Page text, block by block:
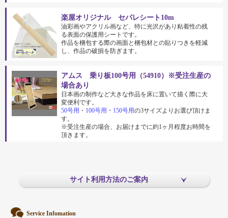
楽屋オリジナル セパレシート10m
油彩画やアクリル画など、特に光沢があり粘着性の残
る表面の保護用シートです。
作品を梱包する際の画面と梱包材との貼りつきを軽減
し、作品の破損を防ぎます。
アムス 乗り板100号用（54910）※受注生産の
場合あり
日本画の制作など大きな作品を床に置いて描く際に大
変便利です。
50号用 ・ 100号用 ・ 150号用の3サイズよりお選び頂けま
す。
※受注生産の場合、お届けまでに約1ヶ月程度お時間を
頂きます。
サイト利用方法のご案内
Service Infomation